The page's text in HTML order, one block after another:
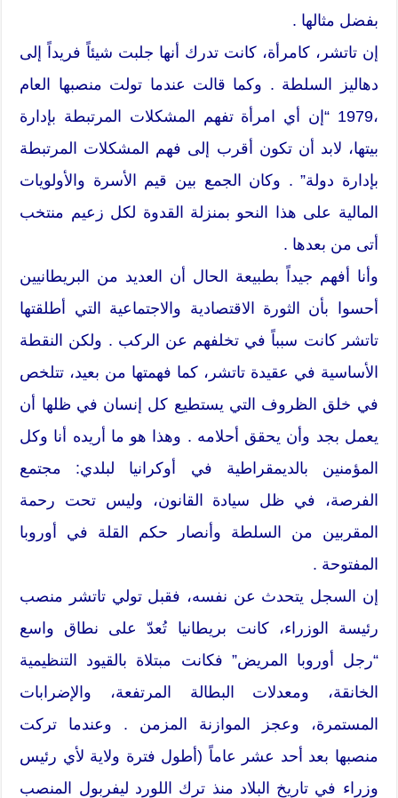
بفضل مثالها .
إن تاتشر، كامرأة، كانت تدرك أنها جلبت شيئاً فريداً إلى
دهاليز السلطة . وكما قالت عندما تولت منصبها العام
،1979 “إن أي امرأة تفهم المشكلات المرتبطة بإدارة
بيتها، لابد أن تكون أقرب إلى فهم المشكلات المرتبطة
بإدارة دولة” . وكان الجمع بين قيم الأسرة والأولويات
المالية على هذا النحو بمنزلة القدوة لكل زعيم منتخب
أتى من بعدها .
وأنا أفهم جيداً بطبيعة الحال أن العديد من البريطانيين
أحسوا بأن الثورة الاقتصادية والاجتماعية التي أطلقتها
تاتشر كانت سبباً في تخلفهم عن الركب . ولكن النقطة
الأساسية في عقيدة تاتشر، كما فهمتها من بعيد، تتلخص
في خلق الظروف التي يستطيع كل إنسان في ظلها أن
يعمل بجد وأن يحقق أحلامه . وهذا هو ما أريده أنا وكل
المؤمنين بالديمقراطية في أوكرانيا لبلدي: مجتمع
الفرصة، في ظل سيادة القانون، وليس تحت رحمة
المقربين من السلطة وأنصار حكم القلة في أوروبا
المفتوحة .
إن السجل يتحدث عن نفسه، فقبل تولي تاتشر منصب
رئيسة الوزراء، كانت بريطانيا تُعدّ على نطاق واسع
“رجل أوروبا المريض” فكانت مبتلاة بالقيود التنظيمية
الخانقة، ومعدلات البطالة المرتفعة، والإضرابات
المستمرة، وعجز الموازنة المزمن . وعندما تركت
منصبها بعد أحد عشر عاماً (أطول فترة ولاية لأي رئيس
وزراء في تاريخ البلاد منذ ترك اللورد ليفربول المنصب